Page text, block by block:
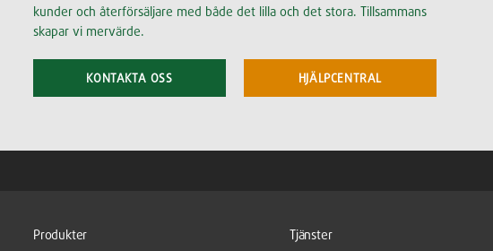
kunder och återförsäljare med både det lilla och det stora. Tillsammans
skapar vi mervärde.
KONTAKTA OSS HJÄLPCENTRAL
Produkter Tjänster